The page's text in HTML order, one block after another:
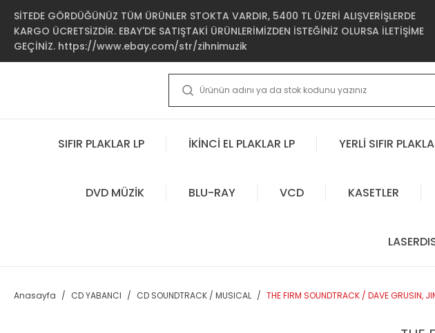
SİTEDE GÖRDÜĞÜNÜZ TÜM ÜRÜNLER STOKTA VARDIR, 5400 TL ÜZERİ ALIŞVERİŞLERDE
KARGO ÜCRETSİZDİR. EBAY'DE SATIŞTAKİ ÜRÜNLERİMİZDEN İSTEĞİNİZ OLURSA İLETİŞİME
GEÇİNİZ. https://www.ebay.com/str/zihnimuzik
SIFIR PLAKLAR LP İKİNCİ EL PLAKLAR LP YERLİ SIFIR
DVD MÜZİK BLU-RAY VCD KASETLER
Anasayfa CD YABANCI CD SOUNDTRACK / MUSICAL THE FIRM SOUNDTRACK / DAVE GRUSIN,